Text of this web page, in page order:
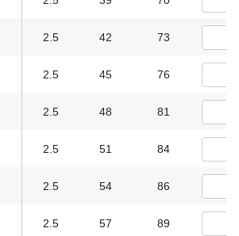
2.5 42 73
2.5 45 76
2.5 48 81
2.5 51 84
2.5 54 86
2.5 57 89